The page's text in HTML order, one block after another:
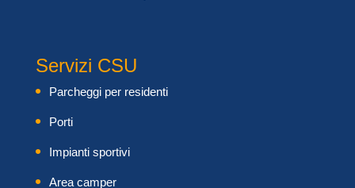
Servizi CSU
Parcheggi per residenti
Porti
Impianti sportivi
Area camper